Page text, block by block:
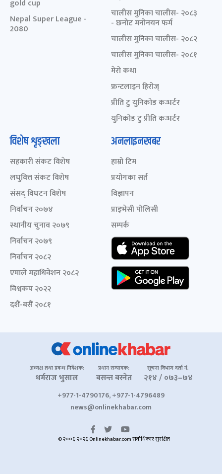
gold cup
Nepal Super League -
2080
चालीस मुनिका चालीस- २०८३
- छनोट मनोनयन फर्म
चालीस मुनिका चालीस- २०८२
चालीस मुनिका चालीस- २०८१
मेरो कथा
फ्रन्टलाइन हिरोज्
प्रीति टु युनिकोड कन्भर्टर
युनिकोड टु प्रीति कन्भर्टर
विशेष शृङ्खला
सहकारी संकट विशेष
लघुवित्त संकट विशेष
संसद् विघटन विशेष
निर्वाचन २०७४
स्थानीय चुनाव २०७९
निर्वाचन २०७९
निर्वाचन २०८२
एमाले महाधिवेशन २०८२
विश्वकप २०२२
दशैं-बसैं २०८१
अनलाइनखबर
हाम्रो टिम
प्रयोगका सर्त
विज्ञापन
प्राइभेसी पोलिसी
सम्पर्क
अध्यक्ष तथा प्रबन्ध निर्देशक:
धर्मराज भुसाल
प्रधान सम्पादक:
बसन्त बस्नेत
सूचना विभाग दर्ता नं.
२१४ / ०७३–७४
+977-1-4790176, +977-1-4796489
news@onlinekhabar.com
© २००६-२०२६ Onlinekhabar.com सर्वाधिकार सुरक्षित